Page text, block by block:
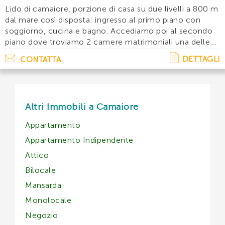
Lido di camaiore, porzione di casa su due livelli a 800 m
dal mare così disposta: ingresso al primo piano con
soggiorno, cucina e bagno. Accediamo poi al secondo
piano dove troviamo 2 camere matrimoniali una delle
quali con balcone, una camerata e un bagno con
doccia. Lavatrice, lavastoviglie, tv. . . .
CONTATTA DETTAGLI
Altri Immobili a Camaiore
Appartamento
Appartamento Indipendente
Attico
Bilocale
Mansarda
Monolocale
Negozio